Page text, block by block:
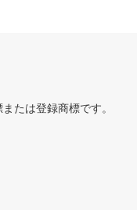
たは登録商標です。